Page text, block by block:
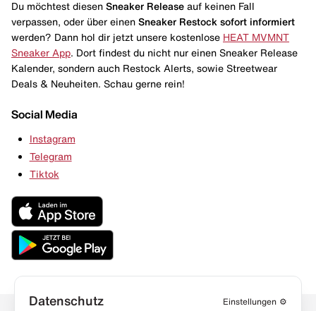
Du möchtest diesen Sneaker Release auf keinen Fall
verpassen, oder über einen Sneaker Restock sofort informiert
werden? Dann hol dir jetzt unsere kostenlose HEAT MVMNT
Sneaker App . Dort findest du nicht nur einen Sneaker Release
Kalender, sondern auch Restock Alerts, sowie Streetwear
Deals & Neuheiten. Schau gerne rein!
Social Media
Instagram
Telegram
Tiktok
Datenschutz Einstellungen ⚙️